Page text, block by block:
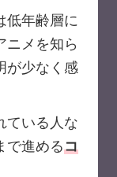
低年齢層に
ニメを知ら
が少なく感
ている人な
で進めるコ